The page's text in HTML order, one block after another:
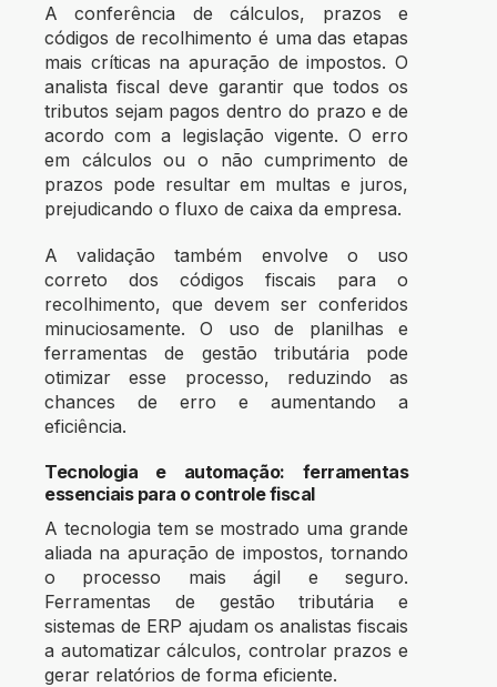
A conferência de cálculos, prazos e
códigos de recolhimento é uma das etapas
mais críticas na apuração de impostos. O
analista fiscal deve garantir que todos os
tributos sejam pagos dentro do prazo e de
acordo com a legislação vigente. O erro
em cálculos ou o não cumprimento de
prazos pode resultar em multas e juros,
prejudicando o fluxo de caixa da empresa.
A validação também envolve o uso
correto dos códigos fiscais para o
recolhimento, que devem ser conferidos
minuciosamente. O uso de planilhas e
ferramentas de gestão tributária pode
otimizar esse processo, reduzindo as
chances de erro e aumentando a
eficiência.
Tecnologia e automação: ferramentas
essenciais para o controle fiscal
A tecnologia tem se mostrado uma grande
aliada na apuração de impostos, tornando
o processo mais ágil e seguro.
Ferramentas de gestão tributária e
sistemas de ERP ajudam os analistas fiscais
a automatizar cálculos, controlar prazos e
gerar relatórios de forma eficiente.